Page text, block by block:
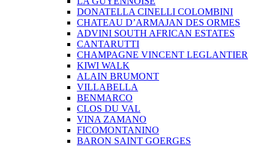
DONATELLA CINELLI COLOMBINI
CHATEAU D’ARMAJAN DES ORMES
ADVINI SOUTH AFRICAN ESTATES
CANTARUTTI
CHAMPAGNE VINCENT LEGLANTIER
KIWI WALK
ALAIN BRUMONT
VILLABELLA
BENMARCO
CLOS DU VAL
VINA ZAMANO
FICOMONTANINO
BARON SAINT GOERGES